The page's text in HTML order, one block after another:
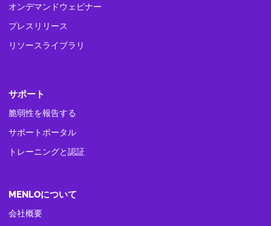
オンデマンドウェビナー
プレスリリース
リソースライブラリ
サポート
脆弱性を報告する
サポートポータル
トレーニングと認証
MENLOについて
会社概要